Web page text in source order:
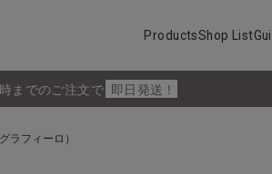
ProductsShop List
までのご注文で 即日発送 !
ラフィーロ）